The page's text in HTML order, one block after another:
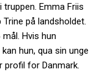
Emma Friis
på landsholdet.
Hvis hun
hun, qua sin unge
profil for Danmark.